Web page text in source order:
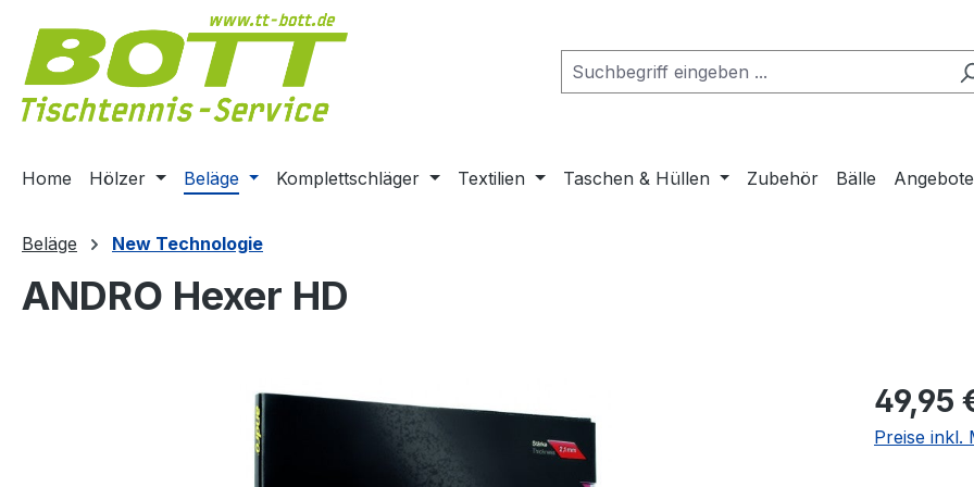
Hauptinhalt springen
Zur Suche springen
Zur Hauptnavigation springen
Home Hölzer Beläge Komplettschläger Textilien Taschen & Hüllen Zubehör Bälle Angebote
Beläge New Technologie
ANDRO Hexer HD
Regulärer
49,95
Preise inkl.